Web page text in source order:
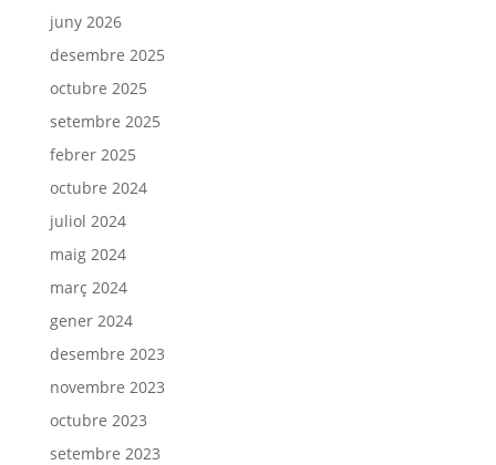
juny 2026
desembre 2025
octubre 2025
setembre 2025
febrer 2025
octubre 2024
juliol 2024
maig 2024
març 2024
gener 2024
desembre 2023
novembre 2023
octubre 2023
setembre 2023